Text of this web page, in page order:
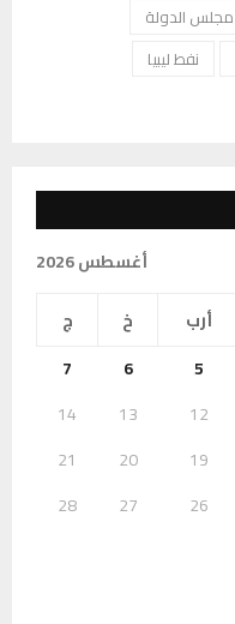
مجلس الدولة
نفط ليبيا
أغسطس 2026
أرب خ
ج
5
6
7
12
13
14
19
20
21
26
27
28